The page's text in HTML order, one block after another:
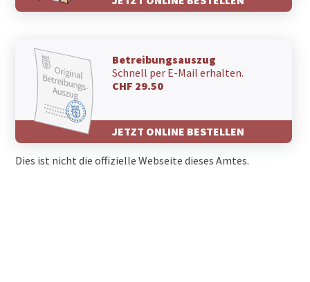
Betreibungsauszug
Schnell per E-Mail erhalten.
CHF 29.50
JETZT ONLINE BESTELLEN
Dies ist nicht die offizielle Webseite dieses Amtes.